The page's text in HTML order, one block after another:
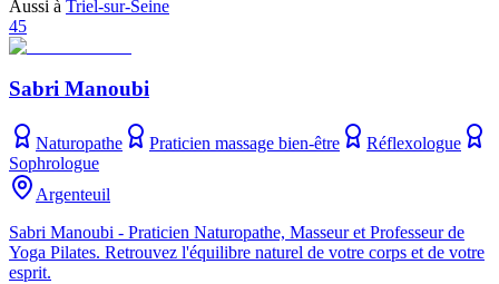
Aussi à Triel-sur-Seine
45
Sabri Manoubi
Naturopathe Praticien massage bien-être
Réflexologue
Sophrologue
Argenteuil
Sabri Manoubi - Praticien Naturopathe, Masseur et Professeur de
Yoga Pilates. Retrouvez l'équilibre naturel de votre corps et de votre
esprit.